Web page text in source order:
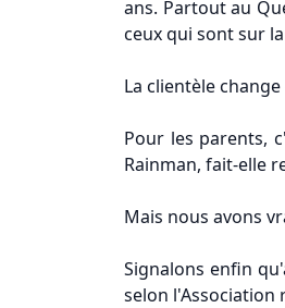
ans. Partout au
ceux qui sont sur
La clientèle
Pour les parents,
Rainman, fait-elle
Mais nous avons
Signalons enfin
selon l'Association